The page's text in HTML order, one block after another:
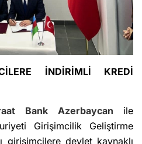
İNDİRİMLİ KREDİ
Bank Azerbaycan ile
Girişimcilik Geliştirme
girişimcilere devlet kaynaklı